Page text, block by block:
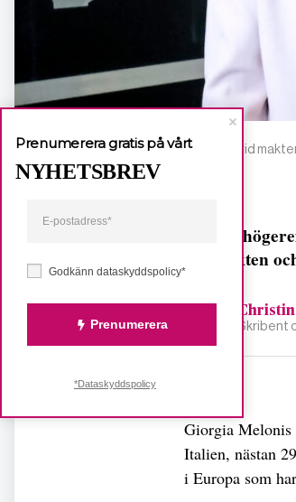
Giorgia Melone stärker sin position vid
Italiens
vid makten
Skribent
Giorgia Melonis
Italien, nästan
i Europa som
Godkänn dataskyddspolicy*
Prenumerera
Prenumerera gratis på vårt
NYHETSBREV
*Dataskyddspolicy